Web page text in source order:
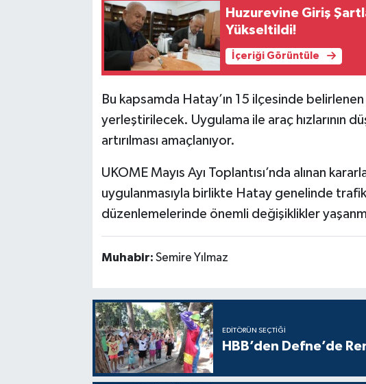
Huzurevine Giriş
Yükseltildi!
İçeriği Görüntüle
Bu kapsamda Hatay’ın 15 ilçesinde
yerleştirilecek. Uygulama ile araç hızlarının
artırılması amaçlanıyor.
UKOME Mayıs Ayı Toplantısı’nda alınan
uygulanmasıyla birlikte Hatay genelinde
düzenlemelerinde önemli değişiklikler
Muhabir: Semire Yılmaz
EDITÖRÜN SEÇTIĞI
HBB’den Defne’de